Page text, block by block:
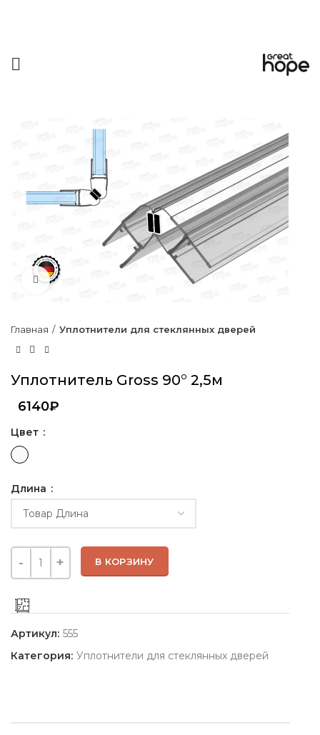
Увеличить
Главная Уплотнители для стеклянных дверей
Уплотнитель Gross 90° 2,5м
6140₽
Цвет
Длина
В КОРЗИНУ
Артикул: 555
Категория: Уплотнители для стеклянных дверей